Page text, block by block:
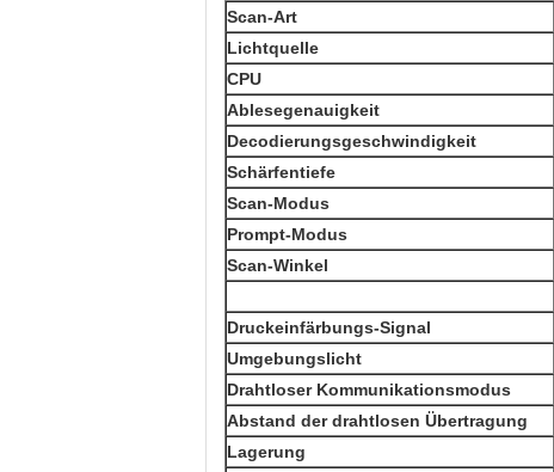
Scan-Art
Lichtquelle
CPU
Ablesegenauigkeit
Decodierungsgeschwindigkeit
Schärfentiefe
Scan-Modus
Prompt-Modus
Scan-Winkel
Druckeinfärbungs-Signal
Umgebungslicht
Drahtloser Kommunikationsmodus
Abstand der drahtlosen Übertragung
Lagerung